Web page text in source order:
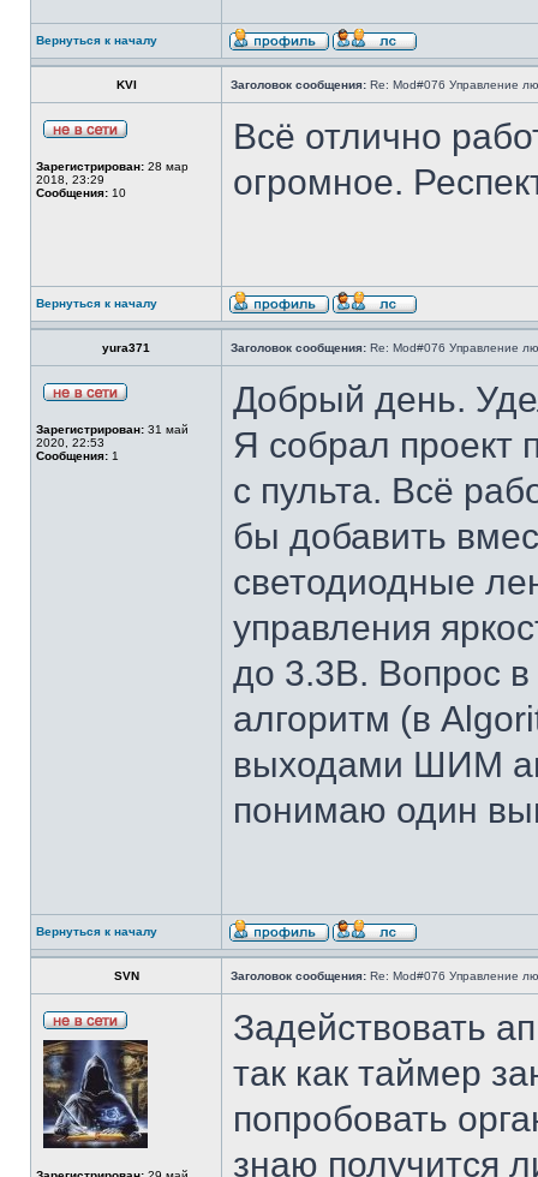
Вернуться к началу
KVI Заголовок сообщения: Re: Mod#076 Управление
Зарегистрирован: 28 мар
2018, 23:29
Сообщения: 10
Всё отлично
огромное.
Вернуться к началу
yura371 Заголовок сообщения: Re: Mod#076 Управление
Зарегистрирован: 31 май
2020, 22:53
Сообщения: 1
Добрый день.
Я собрал проект
с пульта. Всё
бы добавить
светодиодные
управления
до 3.3В. Вопрос
алгоритм (в
выходами ШИМ
понимаю один
Вернуться к началу
SVN Заголовок сообщения: Re: Mod#076 Управление
Задействовать
так как таймер
попробовать
знаю получится